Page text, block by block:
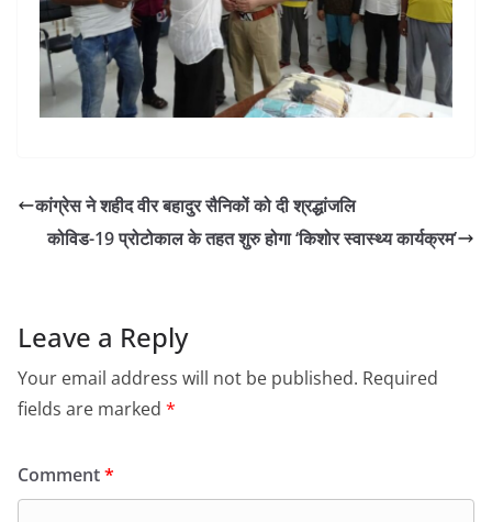
कांग्रेस ने शहीद वीर बहादुर सैनिकों को दी श्रद्धांजलि
कोविड-19 प्रोटोकाल के तहत शुरु होगा ‘किशोर स्वास्थ्य कार्यक्रम’
Leave a Reply
Your email address will not be published. Required
fields are marked *
Comment*